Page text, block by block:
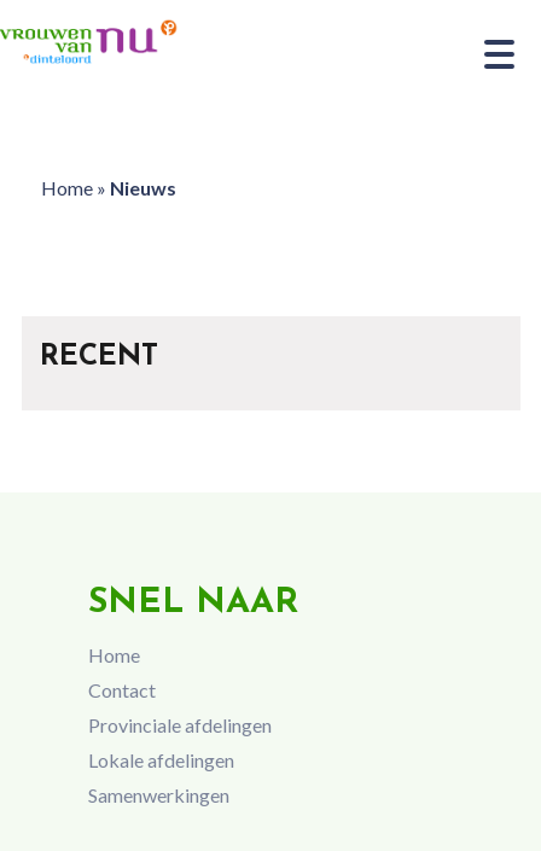
Home» Nieuws
RECENT
SNEL NAAR
Home
Contact
Provinciale afdelingen
Lokale afdelingen
Samenwerkingen